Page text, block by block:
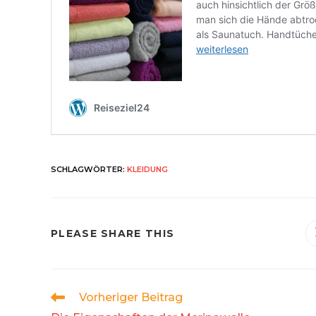
SCHLAGWÖRTER: KLEIDUNG
PLEASE SHARE THIS
WeitereVorheriger Beitrag